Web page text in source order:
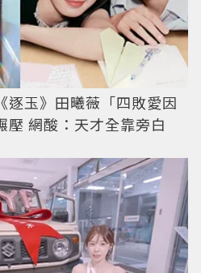
逐玉》田曦薇「四敗愛因
壓 網酸：天才全靠旁白